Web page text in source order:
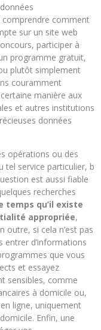
comprendre comment
sur un site web
participer à
programme gratuit,
plutôt simplement
couramment
manière aux
et autres institutions
données
opérations ou des
tel service particulier, b
est aussi fiable
recherches
temps qu’il existe
appropriée,
outre, si cela n’est pas
entrer d’informations
que vous
et essayez
sensibles, comme
à domicile ou,
ligne, uniquement
Enfin, une